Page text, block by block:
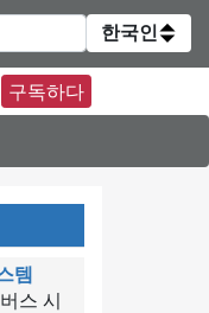
한국인
구독하다
템
스 시